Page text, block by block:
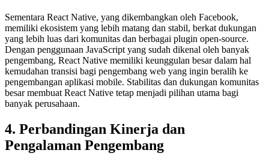
Sementara React Native, yang dikembangkan oleh Facebook,
memiliki ekosistem yang lebih matang dan stabil, berkat dukungan
yang lebih luas dari komunitas dan berbagai plugin open-source.
Dengan penggunaan JavaScript yang sudah dikenal oleh banyak
pengembang, React Native memiliki keunggulan besar dalam hal
kemudahan transisi bagi pengembang web yang ingin beralih ke
pengembangan aplikasi mobile. Stabilitas dan dukungan komunitas
besar membuat React Native tetap menjadi pilihan utama bagi
banyak perusahaan.
4. Perbandingan Kinerja dan
Pengalaman Pengembang